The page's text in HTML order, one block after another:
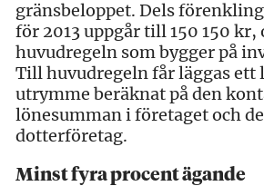
gränsbeloppet. Dels
för 2013 uppgår till 150 150 kr,
huvudregeln som bygger på
Till huvudregeln får läggas ett
utrymme beräknat på den
lönesumman i företaget och
dotterföretag.
Minst fyra procent ägande